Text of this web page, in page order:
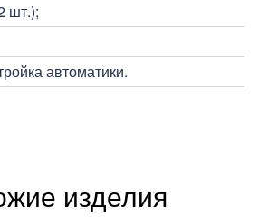
шт.);
автоматики.
изделия